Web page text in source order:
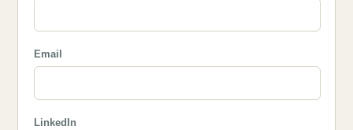
Email
LinkedIn